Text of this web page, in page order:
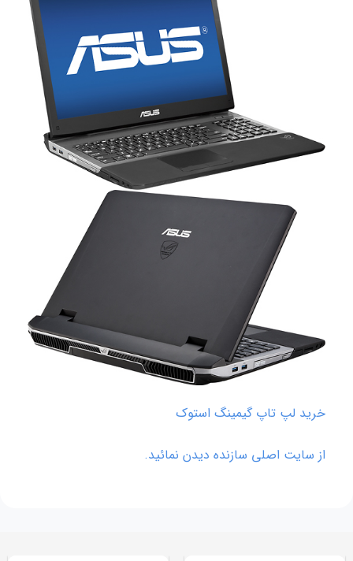
خرید لپ تاپ گیمینگ استوک
از سایت اصلی سازنده دیدن نمائید.